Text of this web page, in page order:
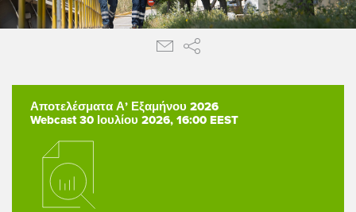
Αποτελέσματα Α’ Εξαμήνου 2026
Webcast 30 Ιουλίου 2026, 16:00 EEST